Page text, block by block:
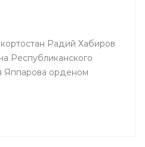
Радий Хабиров
Республиканского
орденом